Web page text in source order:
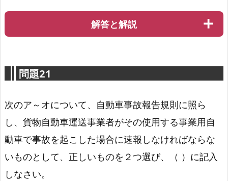
解答と解説
問題21
次のア～オについて、自動車事故報告規則に照ら
し、貨物自動車運送事業者がその使用する事業用自
動車で事故を起こした場合に速報しなければならな
いものとして、正しいものを２つ選び、（ ）に記入
しなさい。